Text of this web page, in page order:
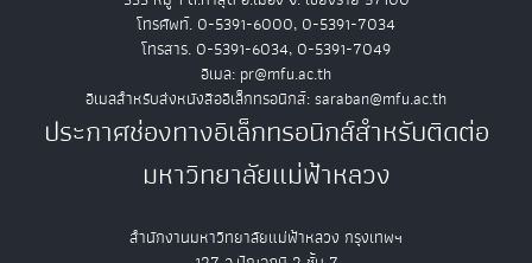
โทรศัพท์. 0-5391-6000, 0-5391-7034
โทรสาร. 0-5391-6034, 0-5391-7049
อีเมล: pr@mfu.ac.th
อีเมลสำหรับส่งหนังสืออิเล็กทรอนิกส์: saraban@mfu.ac.th
ประกาศช่องทางอิเล็กทรอนิกส์สำหรับติดต่อ
มหาวิทยาลัยแม่ฟ้าหลวง
สำนักงานมหาวิทยาลัยแม่ฟ้าหลวง กรุงเทพฯ